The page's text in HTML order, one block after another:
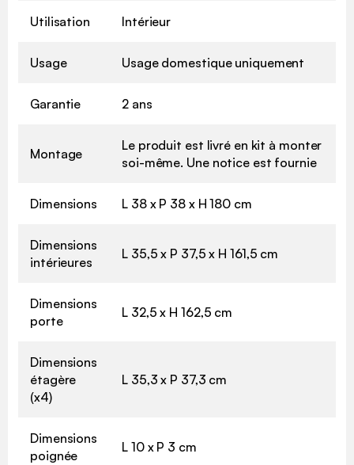
Utilisation Intérieur
Usage Usage domestique uniquement
Garantie 2 ans
Montage
Le produit est livré en kit à monter
soi-même. Une notice est fournie
Dimensions L 38 x P 38 x H 180 cm
Dimensions
intérieures
L 35,5 x P 37,5 x H 161,5 cm
Dimensions
porte
L 32,5 x H 162,5 cm
Dimensions
étagère
(x4)
L 35,3 x P 37,3 cm
Dimensions
poignée
L 10 x P 3 cm